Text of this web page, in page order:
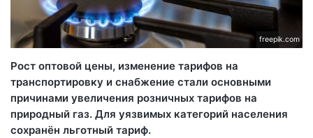
freepik.com
Рост оптовой цены, изменение тарифов на
транспортировку и снабжение стали основными
причинами увеличения розничных тарифов на
природный газ. Для уязвимых категорий населения
сохранён льготный тариф.